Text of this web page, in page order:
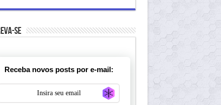
se
Receba novos posts por e-mail: